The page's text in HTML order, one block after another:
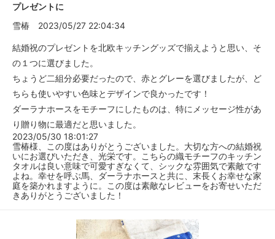
プレゼントに
雪椿
2023/05/27 22:04:34
結婚祝のプレゼントを北欧キッチングッズで揃えようと思い、そ
の１つに選びました。
ちょうど二組分必要だったので、赤とグレーを選びましたが、ど
ちらも使いやすい色味とデザインで良かったです！
ダーラナホースをモチーフにしたものは、特にメッセージ性があ
り贈り物に最適だと思いました。
2023/05/30 18:01:27
雪椿様、この度はありがとうございました。大切な方への結婚祝
いにお選びいただき、光栄です。こちらの織モチーフのキッチン
タオルは良い意味で可愛すぎなくて、シックな雰囲気で素敵です
よね。幸せを呼ぶ馬、ダーラナホースと共に、末長くお幸せな家
庭を築かれますように。この度は素敵なレビューをお寄せいただ
きありがとうございました！